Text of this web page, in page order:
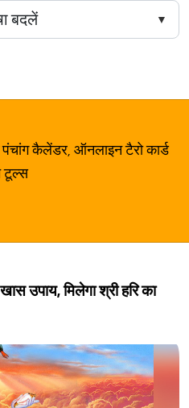
कैलेंडर, ऑनलाइन टैरो कार्ड
टूल्स
उपाय, मिलेगा श्री हरि का